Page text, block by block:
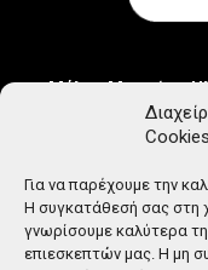
Cookies
Για να παρέχουμε την
Η συγκατάθεσή σας στη
γνωρίσουμε καλύτερα
επιεσκεπτών μας. Η μη
Μέλος Μητρώου